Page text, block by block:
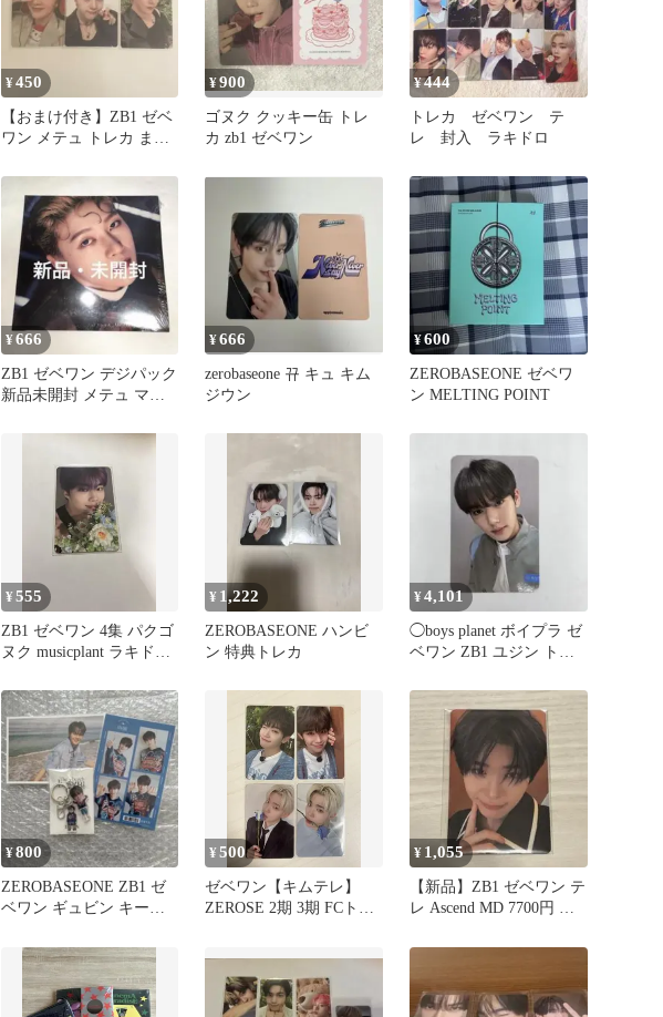
¥450
【おまけ付き】ZB1 ゼベ
ワン メテュ トレカ まと
¥900
ゴヌク クッキー缶 トレ
カ zb1 ゼベワン
¥444
トレカ ゼベワン テ
レ 封入 ラキドロ
¥666
ZB1 ゼベワン デジパック
新品未開封 メテュ マシ
¥666
zerobaseone 뀨 キュ キム
ジウン
¥600
ZEROBASEONE ゼベワ
ン MELTING POINT
¥555
ZB1 ゼベワン 4集 パクゴ
ヌク musicplant ラキドロ
¥ 1,222
ZEROBASEONE ハンビ
ン 特典トレカ
¥4,101
◯boys planet ボイプラ ゼ
ベワン ZB1 ユジン トレ
¥800
ZEROBASEONE ZB1 ゼ
ベワン ギュビン キーリ
¥500
ゼベワン【キムテレ】
ZEROSE 2期 3期 FCトレ
¥ 1,055
【新品】ZB1 ゼベワン テ
レ Ascend MD 7700円 ト